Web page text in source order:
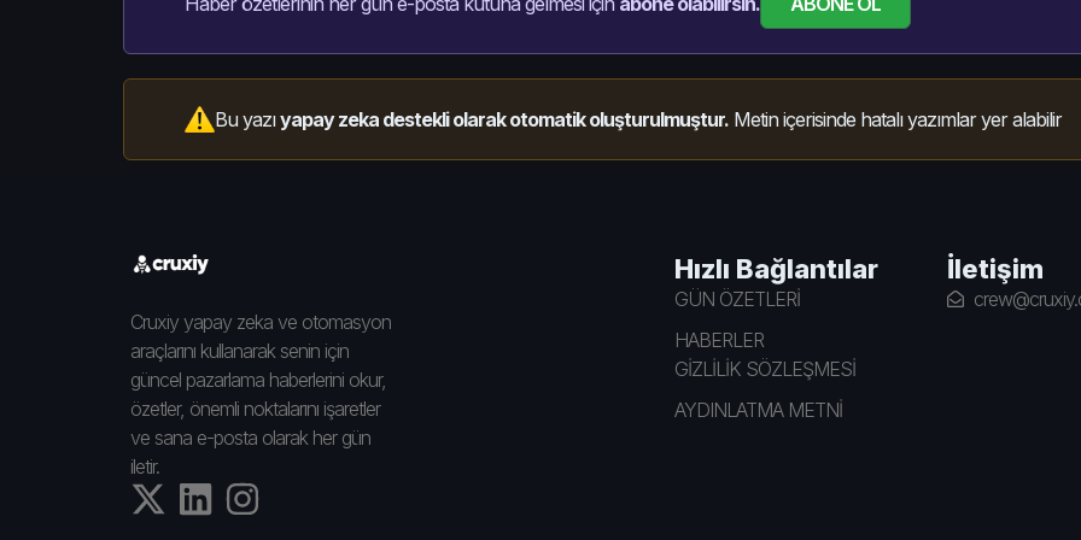
Bu yazıyapay zeka destekli olarak otomatik oluşturulmuştur. Metin içerisinde hatalı yazımlar yer alabilir
Cruxiy yapay zeka ve otomasyon
araçlarını kullanarak senin için
güncel pazarlama haberlerini okur,
özetler, önemli noktalarını işaretler
ve sana e-posta olarak her gün
iletir.
Hızlı Bağlantılar
GÜN ÖZETLERİ
HABERLER
GİZLİLİK SÖZLEŞMESİ
AYDINLATMA METNİ
İletişim